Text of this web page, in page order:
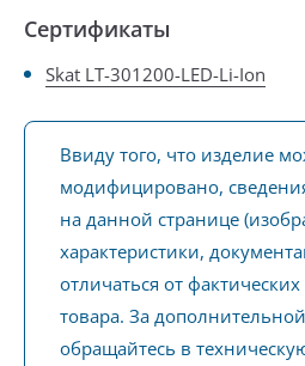
Сертификаты
Skat LT-301200-LED-Li-Ion
Ввиду того, что изделие
модифицировано,
на данной странице
характеристики,
отличаться от
товара. За
обращайтесь в